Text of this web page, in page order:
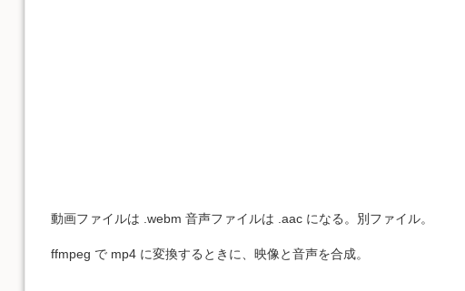
動画ファイルは .webm 音声ファイルは .aac になる。別ファイル。
ffmpeg で mp4 に変換するときに、映像と音声を合成。